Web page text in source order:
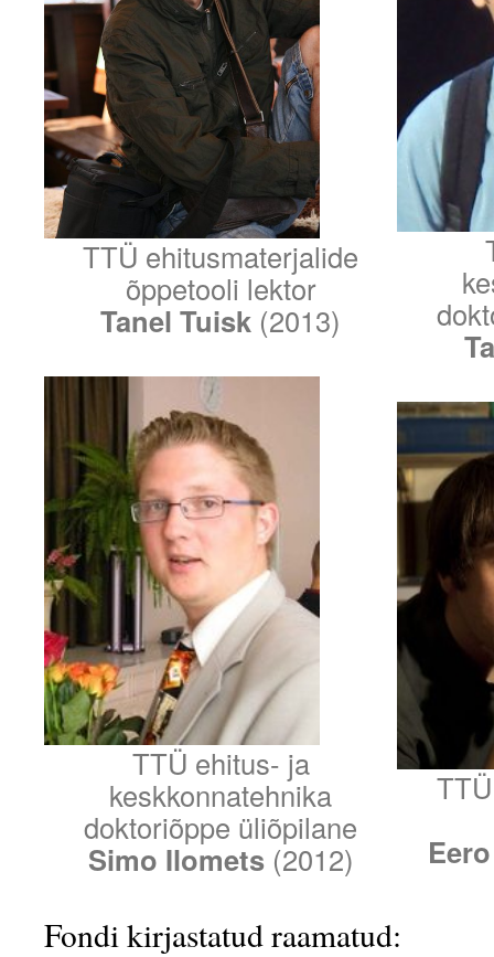
TTÜ ehitusmaterjalide
õppetooli lektor
Tanel Tuisk (2013)
TTÜ ehitus- ja
keskkonnatehnika
doktoriõppe üliõpilane
Simo Ilomets(2012)
Fondi kirjastatud raamatud: